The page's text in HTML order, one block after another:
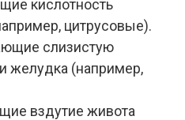
кислотность
цитрусовые).
слизистую
желудка (например,
вздутие живота